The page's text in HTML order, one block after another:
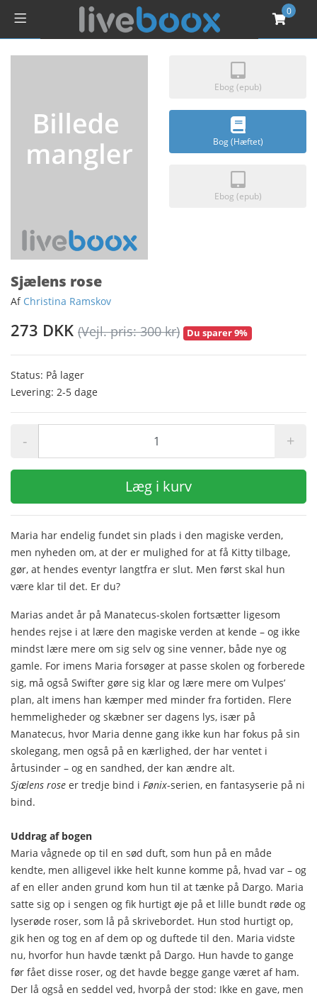
0
Ebog (epub)
Bog (Hæftet)
Ebog (epub)
Sjælens rose
Af Christina Ramskov
273 DKK (Vejl. pris: 300 kr) Du sparer 9%
Status: På lager
Levering: 2-5 dage
- +
Læg i kurv
Maria har endelig fundet sin plads i den magiske verden,
men nyheden om, at der er mulighed for at få Kitty tilbage,
gør, at hendes eventyr langtfra er slut. Men først skal hun
være klar til det. Er du?
Marias andet år på Manatecus-skolen fortsætter ligesom
hendes rejse i at lære den magiske verden at kende – og ikke
mindst lære mere om sig selv og sine venner, både nye og
gamle. For imens Maria forsøger at passe skolen og forberede
sig, må også Swifter gøre sig klar og lære mere om Vulpes’
plan, alt imens han kæmper med minder fra fortiden. Flere
hemmeligheder og skæbner ser dagens lys, især på
Manatecus, hvor Maria denne gang ikke kun har fokus på sin
skolegang, men også på en kærlighed, der har ventet i
årtusinder – og en sandhed, der kan ændre alt.
Sjælens rose er tredje bind i Fønix-serien, en fantasyserie på ni
bind.
Uddrag af bogen
Maria vågnede op til en sød duft, som hun på en måde
kendte, men alligevel ikke helt kunne komme på, hvad var – og
af en eller anden grund kom hun til at tænke på Dargo. Maria
satte sig op i sengen og fik hurtigt øje på et lille bundt røde og
lyserøde roser, som lå på skrivebordet. Hun stod hurtigt op,
gik hen og tog en af dem op og duftede til den. Maria vidste
nu, hvorfor hun havde tænkt på Dargo. Hun havde to gange
før fået disse roser, og det havde begge gange været af ham.
Der lå også en seddel ved, hvorpå der stod: Ikke en gave, men